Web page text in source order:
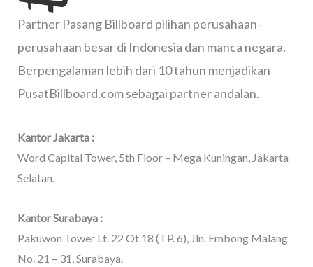
Partner Pasang Billboard pilihan perusahaan-
perusahaan besar di Indonesia dan manca negara.
Berpengalaman lebih dari 10 tahun menjadikan
PusatBillboard.com sebagai partner andalan.
Kantor Jakarta :
Word Capital Tower, 5th Floor – Mega Kuningan, Jakarta
Selatan.
Kantor Surabaya :
Pakuwon Tower Lt. 22 Ot 18 (TP. 6), Jln. Embong Malang
No. 21 – 31, Surabaya.